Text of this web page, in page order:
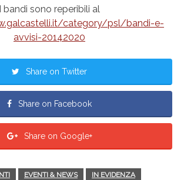
I bandi sono reperibili al
category/psl/bandi-e-
avvisi-20142020
Share on Twitter
Share on Facebook
Share on Google+
EVENTI & NEWS
IN EVIDENZA